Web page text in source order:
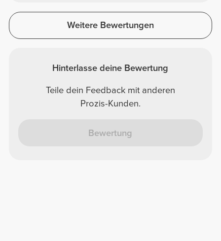
Weitere Bewertungen
Hinterlasse deine Bewertung
Teile dein Feedback mit anderen
Prozis-Kunden.
Bewertung